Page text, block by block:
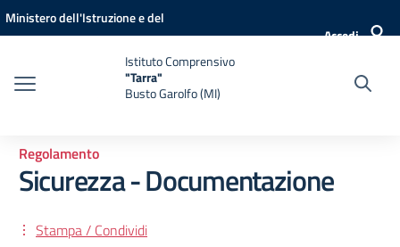
Vai ai contenuti
Vai al menu di navigazione
Vai al footer
Ministero dell'Istruzione e del
Accedi
Istituto Comprensivo
"Tarra"
Busto Garolfo (MI)
Regolamento
Sicurezza - Documentazione
Stampa / Condividi